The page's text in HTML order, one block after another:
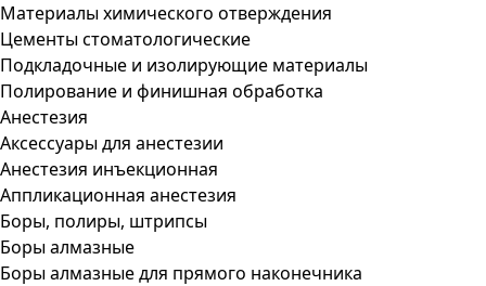
Материалы химического отверждения
Цементы стоматологические
Подкладочные и изолирующие материалы
Полирование и финишная обработка
Анестезия
Аксессуары для анестезии
Анестезия инъекционная
Аппликационная анестезия
Боры, полиры, штрипсы
Боры алмазные
Боры алмазные для прямого наконечника